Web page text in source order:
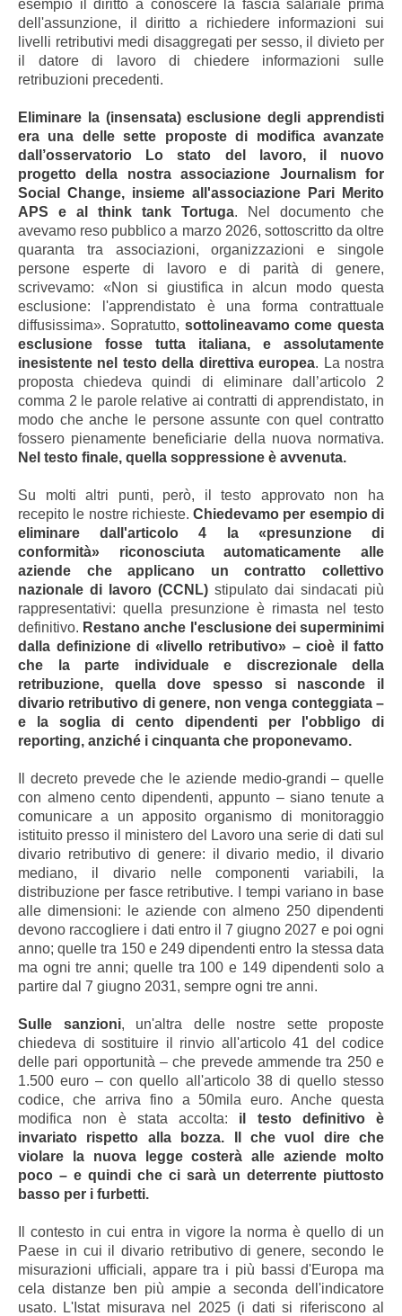
esempio il diritto a conoscere la fascia salariale prima
dell'assunzione, il diritto a richiedere informazioni sui
livelli retributivi medi disaggregati per sesso, il divieto per
il datore di lavoro di chiedere informazioni sulle
retribuzioni precedenti.
Eliminare la (insensata) esclusione degli apprendisti
era una delle sette proposte di modifica avanzate
dall’osservatorio Lo stato del lavoro, il nuovo
progetto della nostra associazione Journalism for
Social Change, insieme all'associazione Pari Merito
APS e al think tank Tortuga. Nel documento che
avevamo reso pubblico a marzo 2026, sottoscritto da oltre
quaranta tra associazioni, organizzazioni e singole
persone esperte di lavoro e di parità di genere,
scrivevamo: «Non si giustifica in alcun modo questa
esclusione: l'apprendistato è una forma contrattuale
diffusissima». Sopratutto, sottolineavamo come questa
esclusione fosse tutta italiana, e assolutamente
inesistente nel testo della direttiva europea. La nostra
proposta chiedeva quindi di eliminare dall’articolo 2
comma 2 le parole relative ai contratti di apprendistato, in
modo che anche le persone assunte con quel contratto
fossero pienamente beneficiarie della nuova normativa.
Nel testo finale, quella soppressione è avvenuta.
Su molti altri punti, però, il testo approvato non ha
recepito le nostre richieste.Chiedevamo per esempio di
eliminare dall'articolo 4 la «presunzione di
conformità» riconosciuta automaticamente alle
aziende che applicano un contratto collettivo
nazionale di lavoro (CCNL) stipulato dai sindacati più
rappresentativi: quella presunzione è rimasta nel testo
definitivo. Restano anche l'esclusione dei superminimi
dalla definizione di «livello retributivo» – cioè il fatto
che la parte individuale e discrezionale della
retribuzione, quella dove spesso si nasconde il
divario retributivo di genere, non venga conteggiata –
e la soglia di cento dipendenti per l'obbligo di
reporting, anziché i cinquanta che proponevamo.
Il decreto prevede che le aziende medio-grandi – quelle
con almeno cento dipendenti, appunto – siano tenute a
comunicare a un apposito organismo di monitoraggio
istituito presso il ministero del Lavoro una serie di dati sul
divario retributivo di genere: il divario medio, il divario
mediano, il divario nelle componenti variabili, la
distribuzione per fasce retributive. I tempi variano in base
alle dimensioni: le aziende con almeno 250 dipendenti
devono raccogliere i dati entro il 7 giugno 2027 e poi ogni
anno; quelle tra 150 e 249 dipendenti entro la stessa data
ma ogni tre anni; quelle tra 100 e 149 dipendenti solo a
partire dal 7 giugno 2031, sempre ogni tre anni.
Sulle sanzioni, un'altra delle nostre sette proposte
chiedeva di sostituire il rinvio all'articolo 41 del codice
delle pari opportunità – che prevede ammende tra 250 e
1.500 euro – con quello all'articolo 38 di quello stesso
codice, che arriva fino a 50mila euro. Anche questa
modifica non è stata accolta: il testo definitivo è
invariato rispetto alla bozza. Il che vuol dire che
violare la nuova legge costerà alle aziende molto
poco – e quindi che ci sarà un deterrente piuttosto
basso per i furbetti.
Il contesto in cui entra in vigore la norma è quello di un
Paese in cui il divario retributivo di genere, secondo le
misurazioni ufficiali, appare tra i più bassi d'Europa ma
cela distanze ben più ampie a seconda dell'indicatore
usato. L'Istat misurava nel 2025 (i dati si riferiscono al